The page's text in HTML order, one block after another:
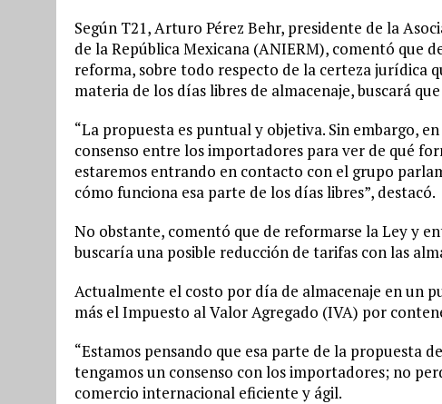
Según T21, Arturo Pérez Behr, presidente de la
de la República Mexicana (ANIERM), comentó que
reforma, sobre todo respecto de la certeza jurídica
materia de los días libres de almacenaje, buscará
“La propuesta es puntual y objetiva. Sin embargo,
consenso entre los importadores para ver de qué
estaremos entrando en contacto con el grupo
cómo funciona esa parte de los días libres”, destacó.
No obstante, comentó que de reformarse la Ley y
buscaría una posible reducción de tarifas con las
Actualmente el costo por día de almacenaje en un
más el Impuesto al Valor Agregado (IVA) por
“Estamos pensando que esa parte de la propuesta
tengamos un consenso con los importadores; no
comercio internacional eficiente y ágil.